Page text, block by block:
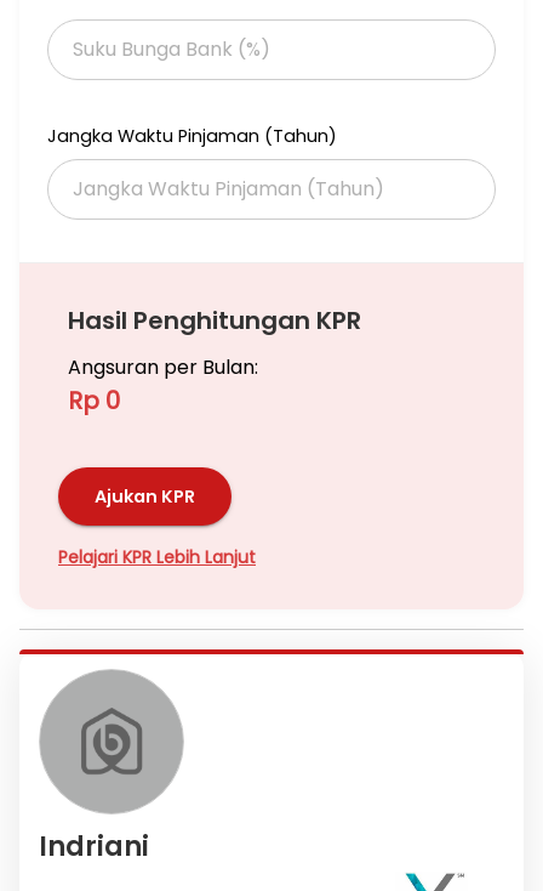
Jangka Waktu Pinjaman (Tahun)
Hasil Penghitungan KPR
Angsuran per Bulan:
Rp 0
Ajukan KPR
Pelajari KPR Lebih Lanjut
Indriani